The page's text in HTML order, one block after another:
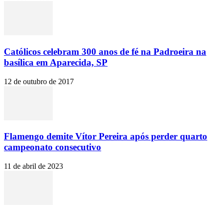
Católicos celebram 300 anos de fé na Padroeira na
basílica em Aparecida, SP
12 de outubro de 2017
Flamengo demite Vítor Pereira após perder quarto
campeonato consecutivo
11 de abril de 2023